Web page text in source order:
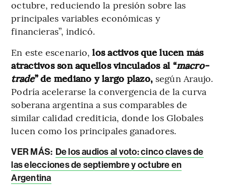
octubre, reduciendo la presión sobre las
principales variables económicas y
financieras”, indicó.
En este escenario, los activos que lucen más
atractivos son aquellos vinculados al “macro-
trade” de mediano y largo plazo, según Araujo.
Podría acelerarse la convergencia de la curva
soberana argentina a sus comparables de
similar calidad crediticia, donde los Globales
lucen como los principales ganadores.
VER MÁS: De los audios al voto: cinco claves de
las elecciones de septiembre y octubre en
Argentina